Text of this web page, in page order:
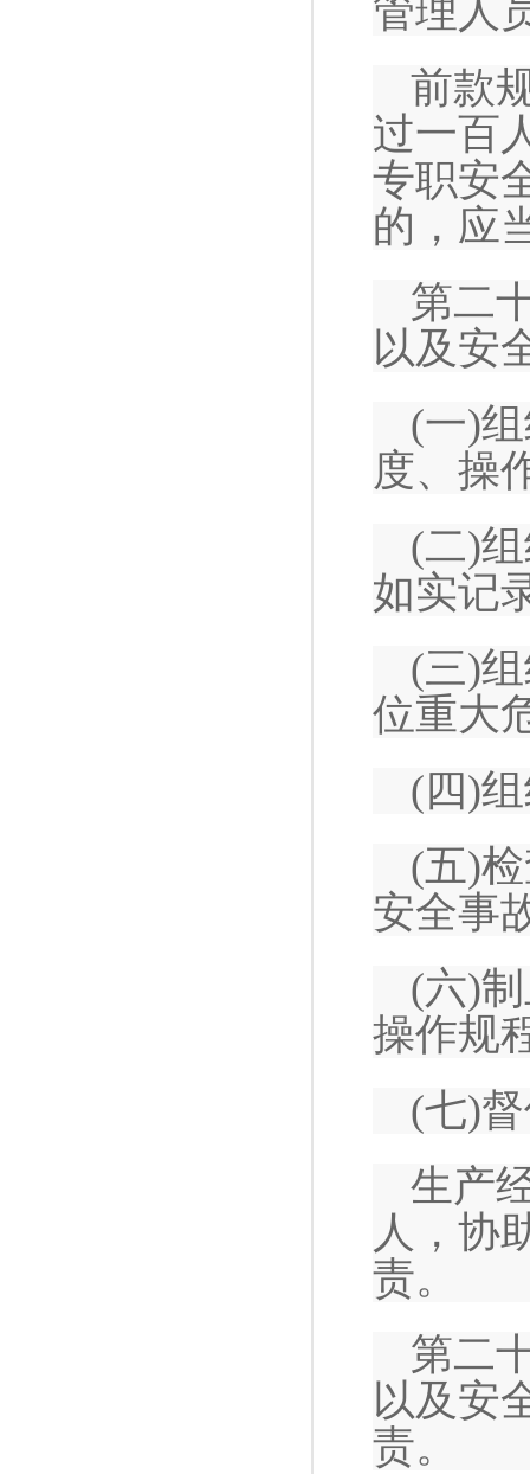
管理人
前款
过一百
专职安
的，应
第二
以及安
(一)
度、操
(二)
如实记
(三)
位重大
(四)
(五)
安全事
(六)
操作规
(七)
生产
人，协
责。
第二
以及安
责。